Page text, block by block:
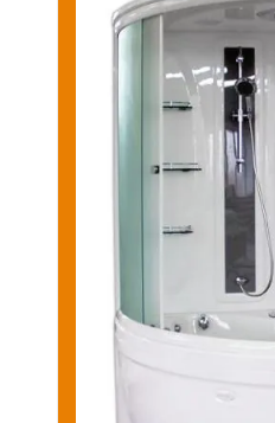
Смесители
О компании
Оставить заявку на звонок
Оплата